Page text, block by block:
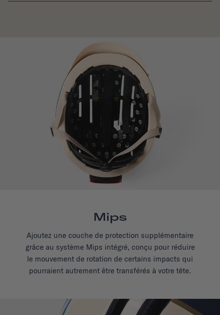
Mips
Ajoutez une couche de protection supplémentaire
grâce au système Mips intégré, conçu pour réduire
le mouvement de rotation de certains impacts qui
pourraient autrement être transférés à votre tête.